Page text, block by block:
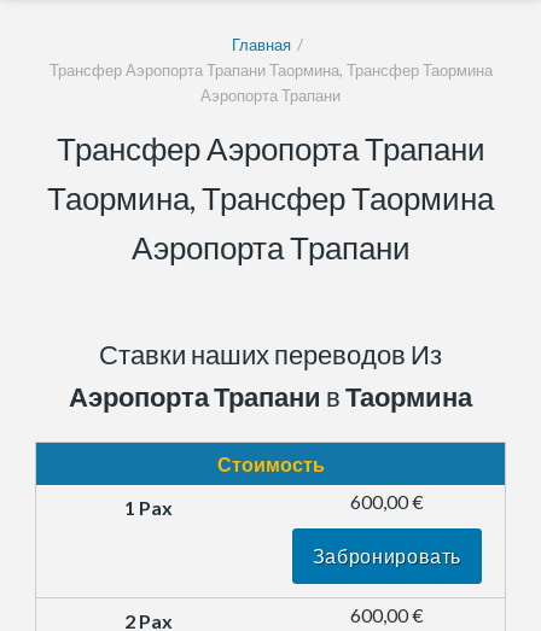
Главная
Трансфер Аэропорта Трапани Таормина, Трансфер Таормина
Аэропорта Трапани
Трансфер Аэропорта Трапани
Таормина, Трансфер Таормина
Аэропорта Трапани
Ставки наших переводов Из
Аэропорта Трапани вТаормина
Стоимость
600,00 €
Забронировать
600,00 €